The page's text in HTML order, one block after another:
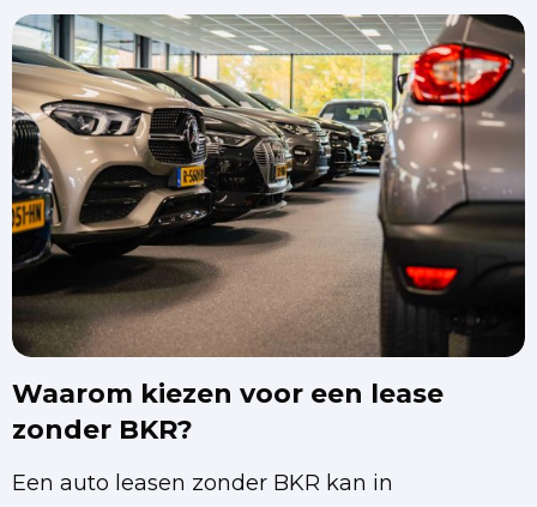
Waarom kiezen voor een lease
zonder BKR?
Een auto leasen zonder BKR kan in